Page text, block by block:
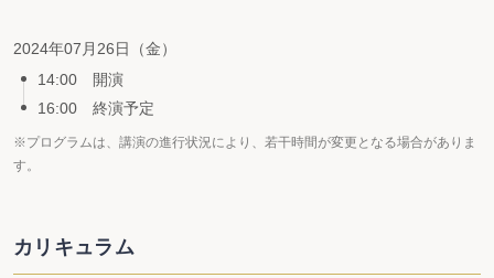
2024年07月26日（金）
14:00 開演
16:00 終演予定
※プログラムは、講演の進行状況により、若干時間が変更となる場合がありま
す。
カリキュラム